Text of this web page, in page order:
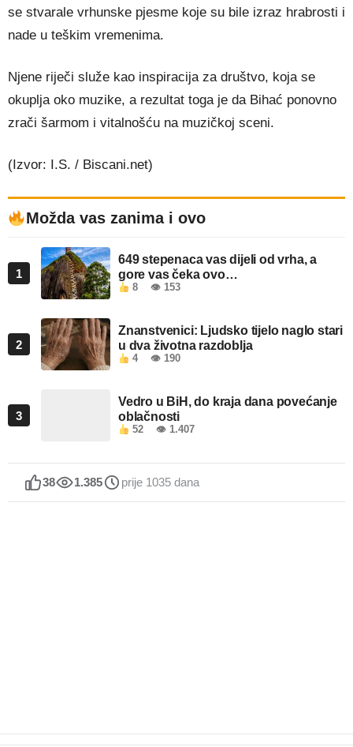
se stvarale vrhunske pjesme koje su bile izraz hrabrosti i
nade u teškim vremenima.
Njene riječi služe kao inspiracija za društvo, koja se
okuplja oko muzike, a rezultat toga je da Bihać ponovno
zrači šarmom i vitalnošću na muzičkoj sceni.
(Izvor: I.S. / Biscani.net)
Možda vas zanima i ovo
1
649 stepenaca vas dijeli od vrha, a
gore vas čeka ovo…
8 👁 153
2
Znanstvenici: Ljudsko tijelo naglo stari
u dva životna razdoblja
4 👁 190
3
Vedro u BiH, do kraja dana povećanje
oblačnosti
52 👁 1.407
38 1.385 prije 1035 dana